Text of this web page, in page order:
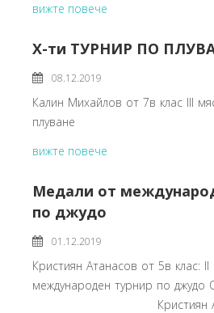
вижте повече
X-ти ТУРНИР ПО
08.12.2019
Калин Михайлов от 7в клас III
плуване
вижте повече
Медали от
по джудо
01.12.2019
Кристиян Атанасов от 5в клас:
международен турнир по джудо
Кристиян